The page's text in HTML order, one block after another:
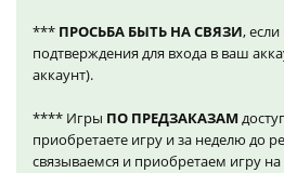
*** ПРОСЬБА БЫТЬ НА СВЯЗИ,
подтверждения для входа в ваш
аккаунт).
**** Игры ПО ПРЕДЗАКАЗАМ
приобретаете игру и за неделю до
связываемся и приобретаем игру